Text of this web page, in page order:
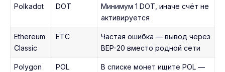
Polkadot DOT
Минимум 1 DOT, иначе счёт не
активируется
Ethereum
Classic
ETC
Частая ошибка — вывод через
BEP-20 вместо родной сети
Polygon
POL
В списке монет ищите POL —